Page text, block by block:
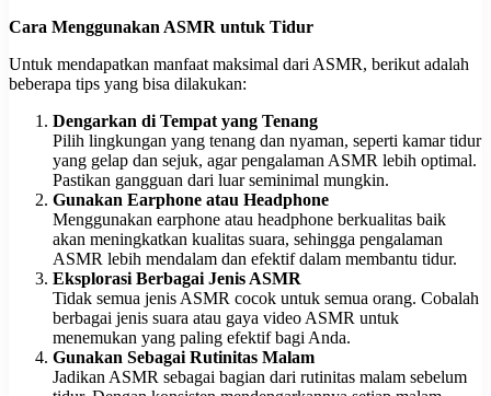
Cara Menggunakan ASMR untuk Tidur
Untuk mendapatkan manfaat maksimal dari ASMR, berikut adalah
beberapa tips yang bisa dilakukan:
Dengarkan di Tempat yang Tenang
Pilih lingkungan yang tenang dan nyaman, seperti kamar tidur
yang gelap dan sejuk, agar pengalaman ASMR lebih optimal.
Pastikan gangguan dari luar seminimal mungkin.
Gunakan Earphone atau Headphone
Menggunakan earphone atau headphone berkualitas baik
akan meningkatkan kualitas suara, sehingga pengalaman
ASMR lebih mendalam dan efektif dalam membantu tidur.
Eksplorasi Berbagai Jenis ASMR
Tidak semua jenis ASMR cocok untuk semua orang. Cobalah
berbagai jenis suara atau gaya video ASMR untuk
menemukan yang paling efektif bagi Anda.
Gunakan Sebagai Rutinitas Malam
Jadikan ASMR sebagai bagian dari rutinitas malam sebelum